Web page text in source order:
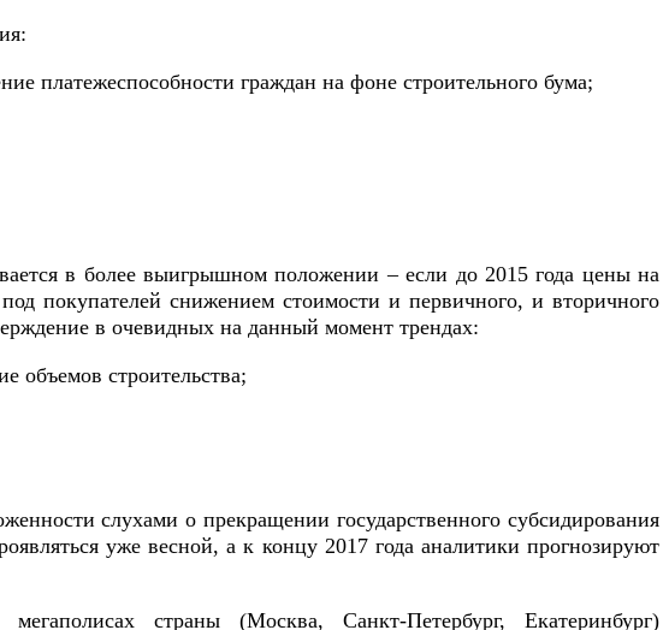
платежеспособности граждан на фоне строительного бума;
в более выигрышном положении – если до 2015 года цены на
покупателей снижением стоимости и первичного, и вторичного
в очевидных на данный момент трендах:
объемов строительства;
слухами о прекращении государственного субсидирования
уже весной, а к концу 2017 года аналитики прогнозируют
страны (Москва, Санкт-Петербург, Екатеринбург)